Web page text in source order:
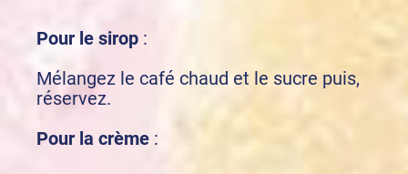
Pour le sirop :
Mélangez le café chaud et le sucre puis,
réservez.
Pour la crème :